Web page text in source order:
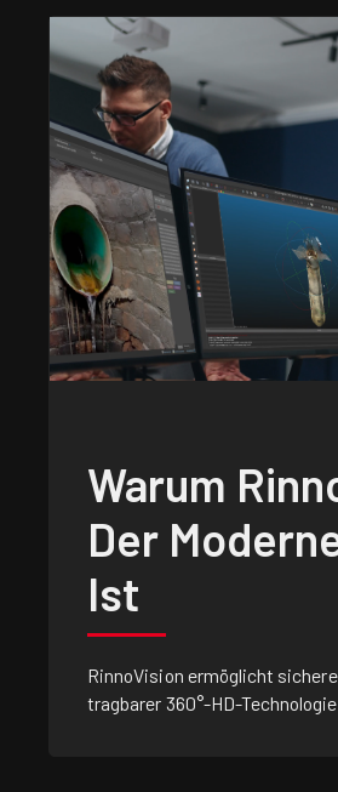
Warum
Der
Ist
RinnoVision ermöglicht
tragbarer 360°-HD-